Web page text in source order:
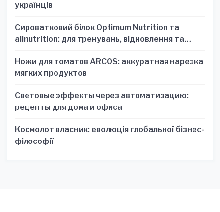
українців
Сироватковий білок Optimum Nutrition та
allnutrition: для тренувань, відновлення та
Ножи для томатов ARCOS: аккуратная нарезка
мягких продуктов
Световые эффекты через автоматизацию:
рецепты для дома и офиса
Космолот власник: еволюція глобальної бізнес-
філософії